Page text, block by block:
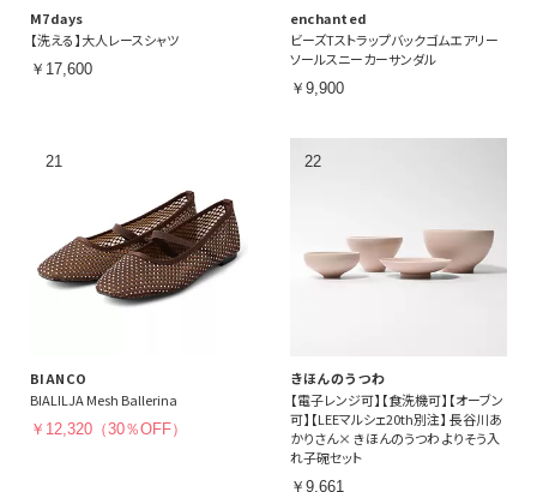
M7days
【洗える】大人レースシャツ
￥17,600
enchanted
ビーズTストラップバックゴムエアリー
ソールスニーカーサンダル
￥9,900
BIANCO
BIALILJA Mesh Ballerina
￥12,320（30％OFF）
きほんのうつわ
【電子レンジ可】【食洗機可】【オーブン
可】【LEEマルシェ20th別注】 長谷川あ
かりさん× きほんのうつわ よりそう入
れ子碗セット
￥9,661